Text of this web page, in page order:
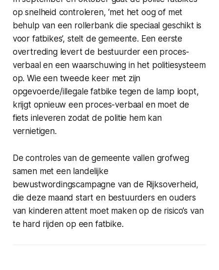
op snelheid controleren, ‘met het oog of met
behulp van een rollerbank die speciaal geschikt is
voor fatbikes’, stelt de gemeente. Een eerste
overtreding levert de bestuurder een proces-
verbaal en een waarschuwing in het politiesysteem
op. Wie een tweede keer met zijn
opgevoerde/illegale fatbike tegen de lamp loopt,
krijgt opnieuw een proces-verbaal en moet de
fiets inleveren zodat de politie hem kan
vernietigen.
De controles van de gemeente vallen grofweg
samen met een landelijke
bewustwordingscampagne van de Rijksoverheid,
die deze maand start en bestuurders en ouders
van kinderen attent moet maken op de risico’s van
te hard rijden op een fatbike.